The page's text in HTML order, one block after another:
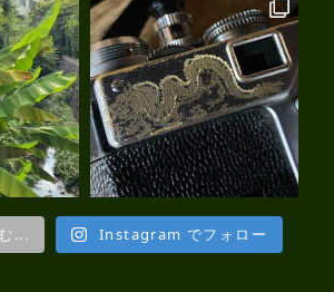
... Instagram でフォロー